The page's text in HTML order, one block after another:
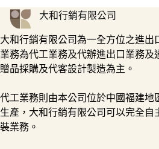
大和行銷有限公司
大和行銷有限公司為一全方位之進出
業務為代工業務及代辦進出口業務及
贈品採購及代客設計製造為主。
代工業務則由本公司位於中國福建地
生產，大和行銷有限公司可以完全自
裝業務。